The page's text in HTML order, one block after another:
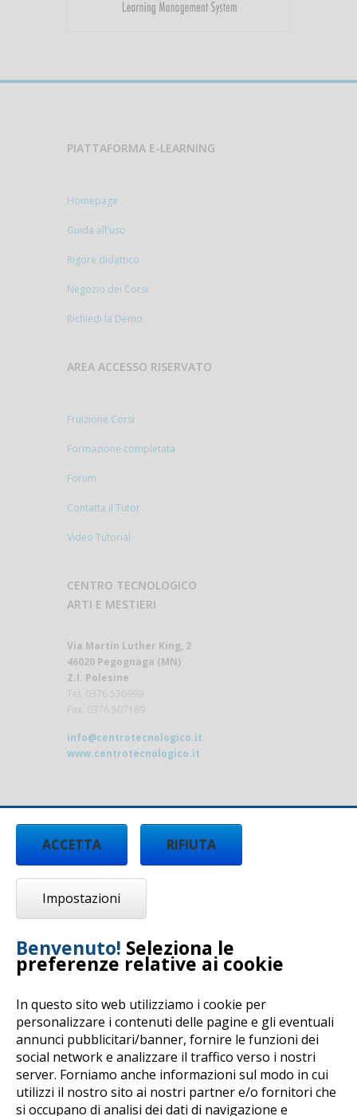
PIATTAFORMA E-LEARNING
Homepage
Guida all'uso
Rigore didattico
Negozio dei Corsi
Richiedi la Demo
AREA ACCESSO RISERVATO
Fruizione Corsi
Formazione completata
Forum
Contatta il Tutor
Video Tutorial
CENTRO TECNOLOGICO
ARTI E MESTIERI
Via Martin Luther King, 2
46020 Pegognaga (MN)
Z.I. Polesine
Tel. 0376 536999
Fax. 0376 507189
info@centrotecnologico.it
www.centrotecnologico.it
RIFIUTA
ACCETTA
Impostazioni
Benvenuto! Seleziona le
preferenze relative ai cookie
In questo sito web utilizziamo i cookie per
personalizzare i contenuti delle pagine e gli eventuali
annunci pubblicitari/banner, fornire le funzioni dei
social network e analizzare il traffico verso i nostri
server. Forniamo anche informazioni sul modo in cui
utilizzi il nostro sito ai nostri partner e/o fornitori che
si occupano di analisi dei dati di navigazione e
Copyright © 2017 by Centro Tecnologico Arti e
Mestieri - All rights reserved -
Privacy Policy
Cookie Policy
Dichiarazione di accessibilità
Realizzato con lapiattaforma e-Learning